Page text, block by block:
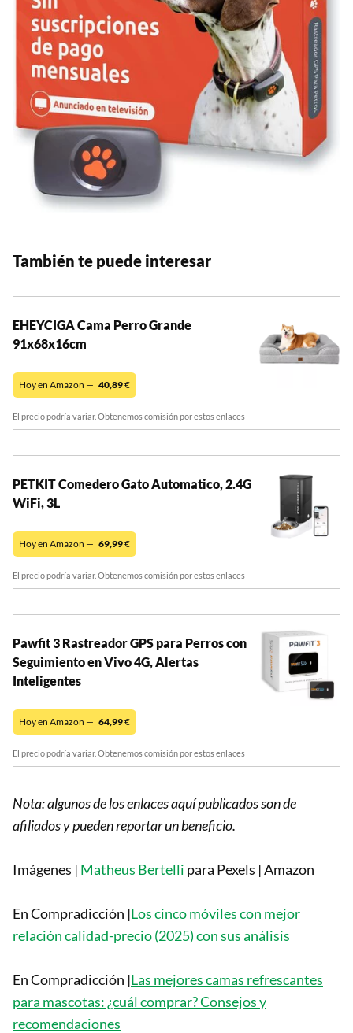
También te puede interesar
EHEYCIGA Cama Perro Grande
91x68x16cm
Hoy en Amazon — 40,89€
El precio podría variar. Obtenemos comisión por estos enlaces
PETKIT Comedero Gato Automatico, 2.4G
WiFi, 3L
Hoy en Amazon — 69,99€
El precio podría variar. Obtenemos comisión por estos enlaces
Pawfit 3 Rastreador GPS para Perros con
Seguimiento en Vivo 4G, Alertas
Inteligentes
Hoy en Amazon — 64,99€
El precio podría variar. Obtenemos comisión por estos enlaces
Nota: algunos de los enlaces aquí publicados son de
afiliados y pueden reportar un beneficio.
Imágenes | Matheus Bertelli para Pexels | Amazon
En Compradicción |Los cinco móviles con mejor
relación calidad-precio (2025) con sus análisis
En Compradicción |Las mejores camas refrescantes
para mascotas: ¿cuál comprar? Consejos y
recomendaciones